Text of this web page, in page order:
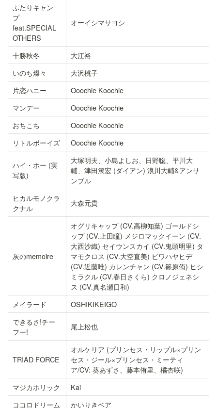
ふたりキャン
プ
feat.SPECIAL
OTHERS
オーイシマサヨシ
十勝秋冬
大江裕
いのち燦々
大沢桃子
片恋ハニー
Ooochie Koochie
マンデー
Ooochie Koochie
おちこち
Ooochie Koochie
リトルボーイズ
Ooochie Koochie
ハイ・ホー (実
写版)
大塚明夫、小島よしお、日野聡、平川大
輔、津田篤宏 (ダイアン) 浪川大輔&アンサ
ンブル
ヒカルモノクラ
クナル
大森元貴
灰のmemoire
オグリキャップ (CV.高柳知葉) ゴールドシ
ップ (CV.上田瞳) メジロマックイーン (CV.
大西沙織) セイウンスカイ (CV.鬼頭明里) タ
マモクロス (CV.大空直美) ビワハヤヒデ
(CV.近藤唯) カレンチャン (CV.篠原侑) ヒシ
ミラクル (CV.春日さくら) クロノジェネシ
ス (CV.真名瀬日和)
メイラード
OSHIKIKEIGO
できるさ!チー
フー!
尾上松也
TRIAD FORCE
オルケリア (プリンセス・リップル×プリン
セス・ジール×プリンセス・ミーティ
ア/CV: 葵あずさ、藤本侑里、橘杏咲)
マジカホリック
Kai
ココロドリーム
かいりきベア